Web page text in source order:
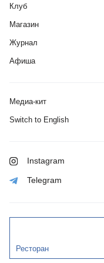
Клуб
Магазин
Журнал
Афиша
Медиа-кит
Switch to English
Instagram
Telegram
Ресторан